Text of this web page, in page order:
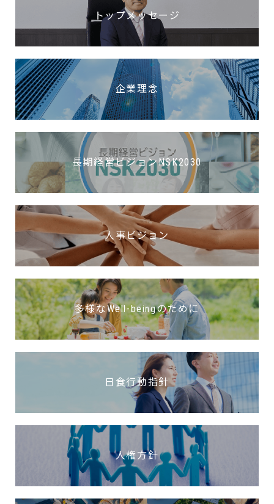
トップメッセージ
企業理念
長期経営ビジョンNSK2030
人事ビジョン
多様なWell-beingのために
日食行動指針
人権方針